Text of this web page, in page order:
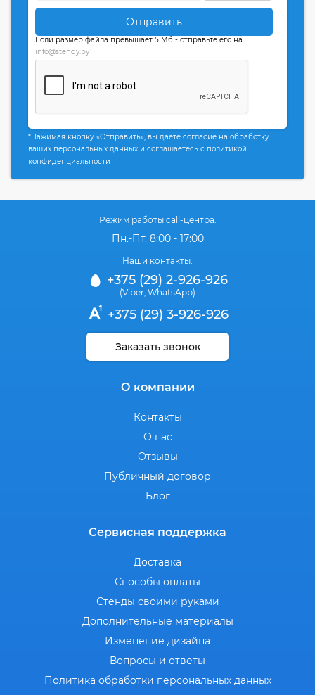
Отправить
Если размер файла превышает 5 Мб - отправьте его на
info@stendy.by
*Нажимая кнопку «Отправить», вы даете согласие на обработку
ваших персональных данных и соглашаетесь с политикой
конфиденциальности
Режим работы call-центра:
Пн.-Пт. 8:00 - 17:00
Наши контакты:
+375 (29) 2-926-926
(Viber WhatsApp)
+375 (29) 3-926-926
Заказать звонок
О компании
Контакты
О нас
Отзывы
Публичный договор
Блог
Сервисная поддержка
Доставка
Способы оплаты
Стенды своими руками
Дополнительные материалы
Изменение дизайна
Вопросы и ответы
Политика обработки персональных данных